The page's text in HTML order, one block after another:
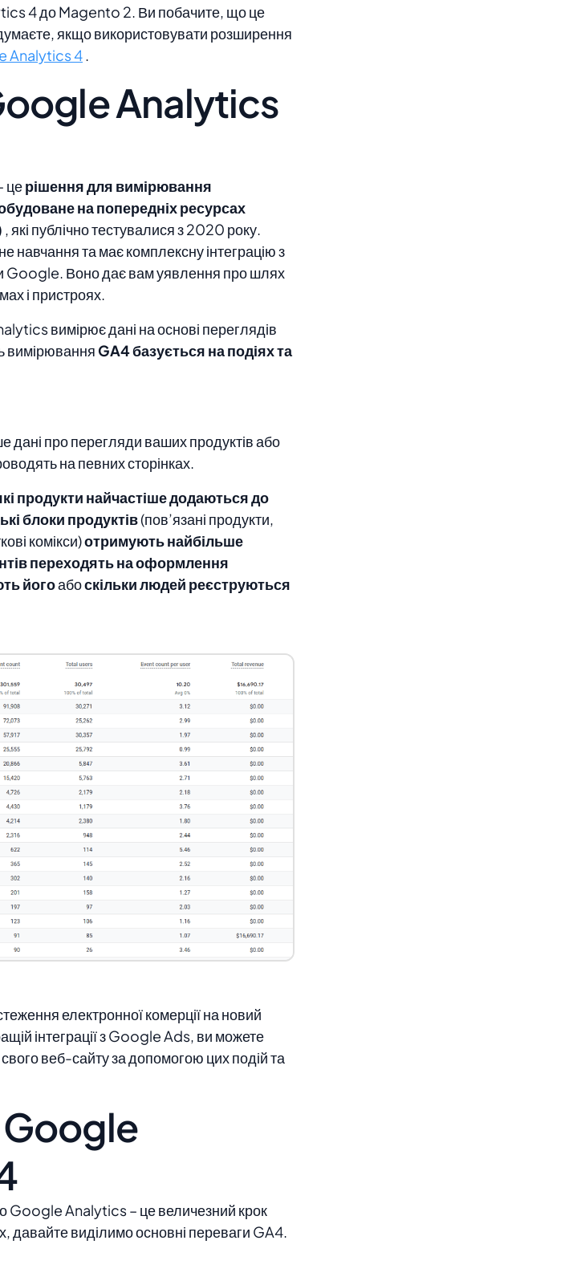
4 до Magento 2. Ви побачите, що це
якщо використовувати розширення
Analytics 4.
Analytics
церішення для вимірювання
на попередніх ресурсах
, які публічно тестувалися з 2020 року.
навчання та має комплексну інтеграцію з
Воно дає вам уявлення про шлях
і пристроях.
вимірює дані на основі переглядів
вимірювання GA4 базується на подіях та
дані про перегляди ваших продуктів або
на певних сторінках.
продукти найчастіше додаються до
блоки продуктів(пов’язані продукти,
комікси)отримують найбільше
переходять на оформлення
йогоабоскільки людей реєструються
електронної комерції на новий
інтеграції з Google Ads, ви можете
свого веб-сайту за допомогою цих подій та
Google Analytics – це величезний крок
давайте виділимо основні переваги GA4.